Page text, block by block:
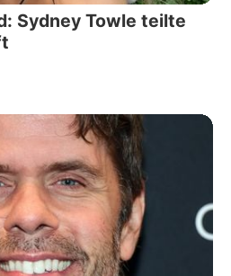
Sydney Towle teilte